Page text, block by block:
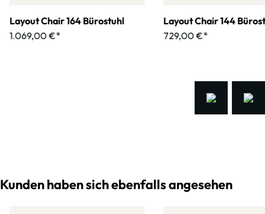
Layout Chair 164 Bürostuhl
1.069,00 €*
Layout Chair 144
729,00 €*
Kunden haben sich ebenfalls angesehen